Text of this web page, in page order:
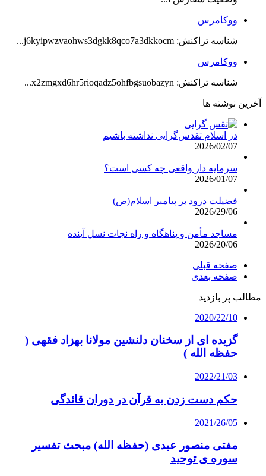
ووکامرس
شناسه تراکنش: j6kyipwzvaohws3dgkk8qco7a3dkkocm...
ووکامرس
شناسه تراکنش: x2zmgxd6hr5rioqadz5ohfbgsuobazyn...
آخرین نوشته ها
در اسلام تقدس‌گرایی نداشته باشیم
2026/02/07
سرمایه دار واقعی چه کسی است؟
2026/01/07
فضیلت درود بر پیامبر اسلام(ص)
2026/29/06
مساجد مأمن و پناهگاه و راه نجات نسل آینده
2026/20/06
صفحه قبلی
صفحه بعدی
مطالب پر بازدید
2020/22/10
گزیده ای از سخنان دلنشین مولانا بهزاد فقهی (
حفظه الله )
2022/21/03
حکم دست زدن به قرآن در دوران قائدگی
2021/26/05
مفتی منصور عبدی (حفظه الله) مبحث تفسیر
سوره ی توحید